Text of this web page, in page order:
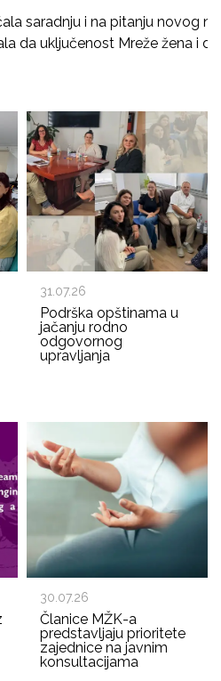
saradnju i na pitanju novog
da uključenost Mreže žena i
31.07.26
Podrška opštinama u
jačanju rodno
odgovornog
upravljanja
30.07.26
Članice MŽK-a
predstavljaju prioritete
zajednice na javnim
konsultacijama